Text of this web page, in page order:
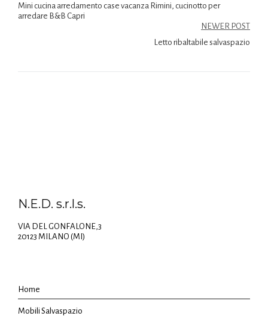
Mini cucina arredamento case vacanza Rimini, cucinotto per
arredare B&B Capri
NEWER POST
Letto ribaltabile salvaspazio
N.E.D. s.r.l.s.
VIA DEL GONFALONE,3
20123 MILANO (MI)
Home
Mobili Salvaspazio